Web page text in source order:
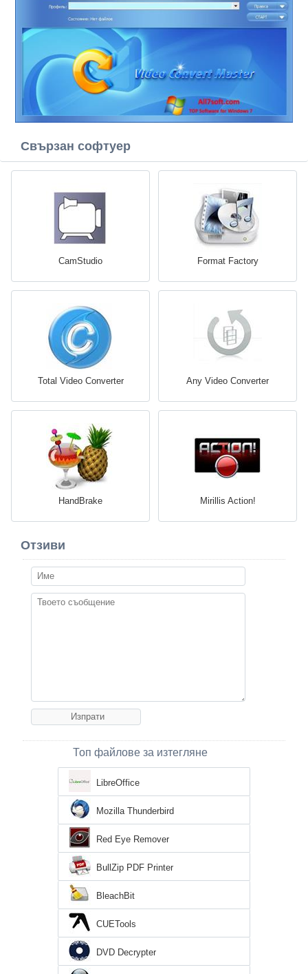
Свързан софтуер
CamStudio Format Factory
Total Video Converter Any Video Converter
HandBrake Mirillis Action!
Отзиви
Топ файлове за изтегляне
LibreOffice
Mozilla Thunderbird
Red Eye Remover
BullZip PDF Printer
BleachBit
CUETools
DVD Decrypter